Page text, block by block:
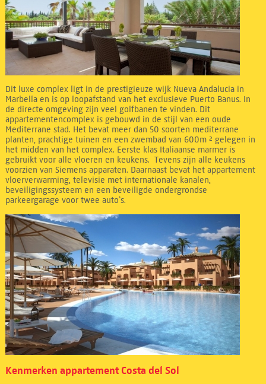
Dit luxe complex ligt in de prestigieuze wijk Nueva Andalucia in
Marbella en is op loopafstand van het exclusieve Puerto Banus. In
de directe omgeving zijn veel golfbanen te vinden. Dit
appartementencomplex is gebouwd in de stijl van een oude
Mediterrane stad. Het bevat meer dan 50 soorten mediterrane
planten, prachtige tuinen en een zwembad van 600m ² gelegen in
het midden van het complex. Eerste klas Italiaanse marmer is
gebruikt voor alle vloeren en keukens. Tevens zijn alle keukens
voorzien van Siemens apparaten. Daarnaast bevat het appartement
vloerverwarming, televisie met internationale kanalen,
beveiligingssysteem en een beveiligde ondergrondse
parkeergarage voor twee auto’s.
Kenmerken appartement Costa del Sol